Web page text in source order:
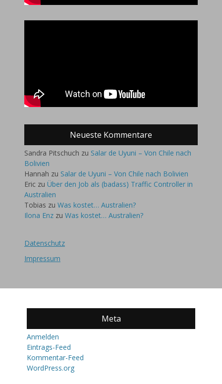
Neueste Kommentare
Sandra Pitschuch zu Salar de Uyuni – Von Chile nach
Bolivien
Hannah zu Salar de Uyuni – Von Chile nach Bolivien
Eric zu Über den Job als (badass) Traffic Controller in
Australien
Tobias zu Was kostet… Australien?
Ilona Enz zu Was kostet… Australien?
Datenschutz
Impressum
Meta
Anmelden
Eintrags-Feed
Kommentar-Feed
WordPress.org